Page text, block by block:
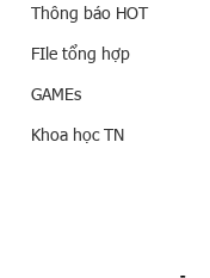
Thông báo HOT
FIle tổng hợp
GAMEs
Khoa học TN